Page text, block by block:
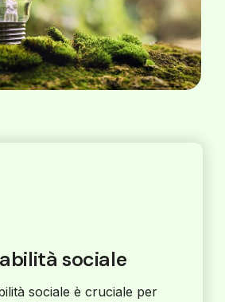
sociale
sociale è cruciale per